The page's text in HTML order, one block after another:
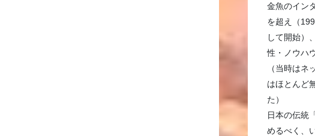
金魚のイン
を超え（
して開始）
性・ノウハ
（当時はネ
はほとんど
た）
日本の伝統
めるべく、